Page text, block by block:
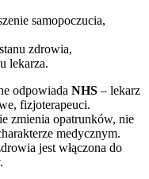
samopoczucia,
zdrowia,
lekarza.
odpowiada NHS – lekarz
fizjoterapeuci.
zmienia opatrunków, nie
medycznym.
jest włączona do